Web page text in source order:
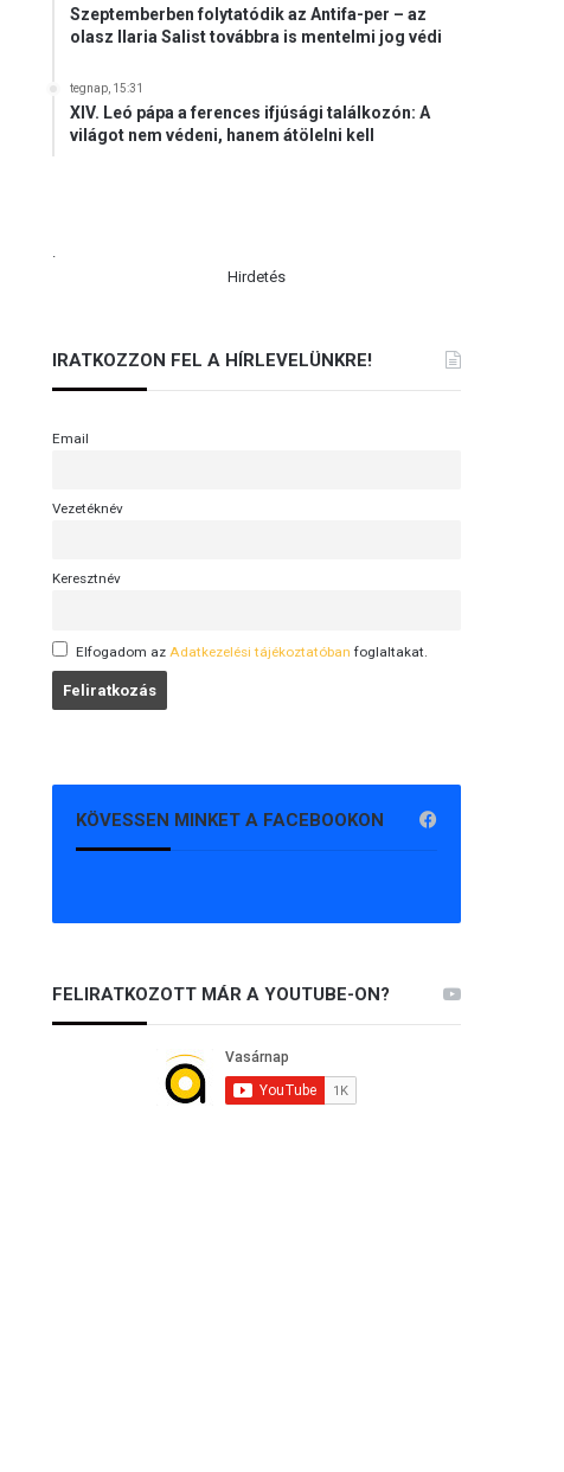
Szeptemberben folytatódik az Antifa-per – az
olasz Ilaria Salist továbbra is mentelmi jog védi
tegnap, 15:31
XIV. Leó pápa a ferences ifjúsági találkozón: A
világot nem védeni, hanem átölelni kell
.
Hirdetés
IRATKOZZON FEL A HÍRLEVELÜNKRE!
Email
Vezetéknév
Keresztnév
Elfogadom az Adatkezelési tájékoztatóban foglaltakat.
KÖVESSEN MINKET A FACEBOOKON
FELIRATKOZOTT MÁR A YOUTUBE-ON?